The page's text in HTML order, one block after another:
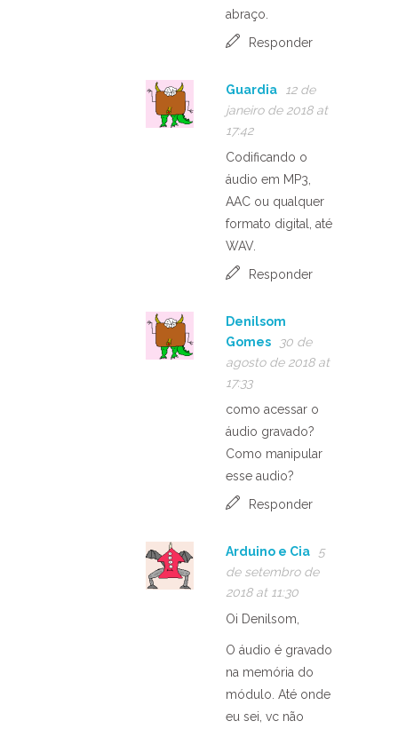
abraço.
Responder
Guardia
12 de
janeiro de 2018 at
17:42
Codificando o
áudio em MP3,
AAC ou qualquer
formato digital, até
WAV.
Responder
Denilsom
Gomes
30 de
agosto de 2018 at
17:33
como acessar o
áudio gravado?
Como manipular
esse audio?
Responder
Arduino e Cia
5
de setembro de
2018 at 11:30
Oi Denilsom,
O áudio é gravado
na memória do
módulo. Até onde
eu sei, vc não